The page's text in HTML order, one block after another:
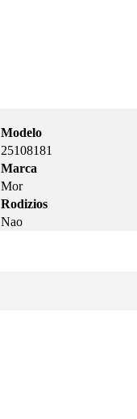
Modelo
25108181
Marca
Mor
Rodizios
Nao